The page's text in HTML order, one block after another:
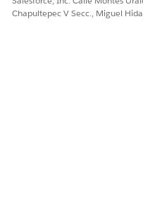
¿RESOLVIÓ ESTE
Chapultepec V Secc., Miguel